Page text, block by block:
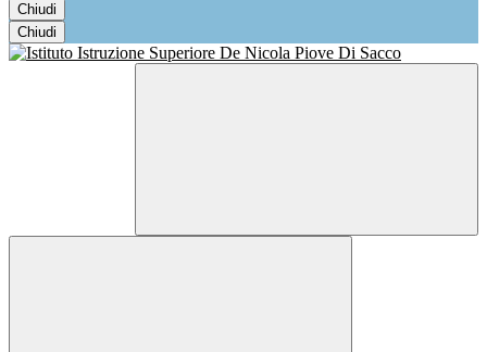
Chiudi
Chiudi